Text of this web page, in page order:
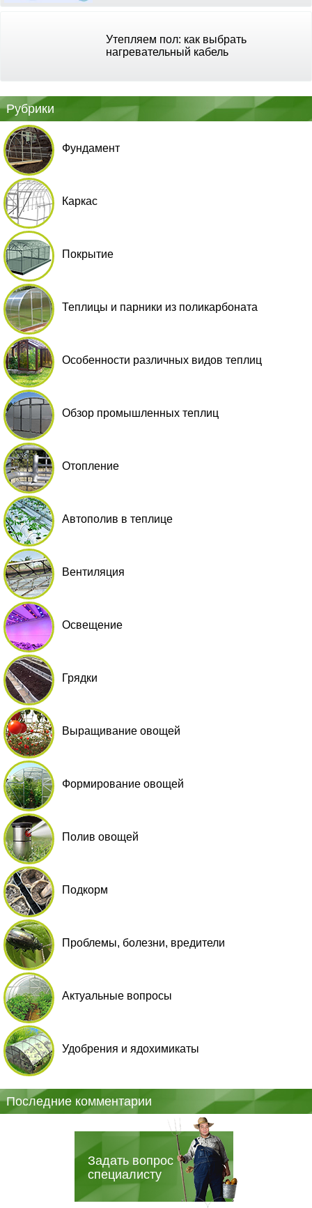
Утепляем пол: как выбрать
нагревательный кабель
Рубрики
Фундамент
Каркас
Покрытие
Теплицы и парники из поликарбоната
Особенности различных видов теплиц
Обзор промышленных теплиц
Отопление
Автополив в теплице
Вентиляция
Освещение
Грядки
Выращивание овощей
Формирование овощей
Полив овощей
Подкорм
Проблемы, болезни, вредители
Актуальные вопросы
Удобрения и ядохимикаты
Последние комментарии
Задать вопрос
специалисту